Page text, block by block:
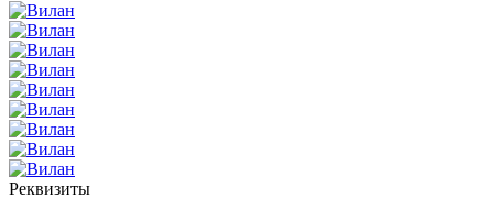
Реквизиты